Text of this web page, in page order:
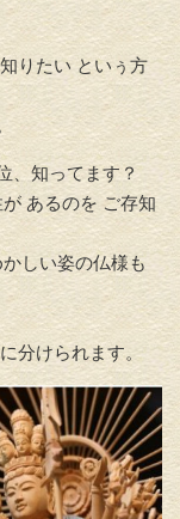
りたい といぅ方
、知ってます？
あるのを ご存知
しい姿の仏様も
分けられます。